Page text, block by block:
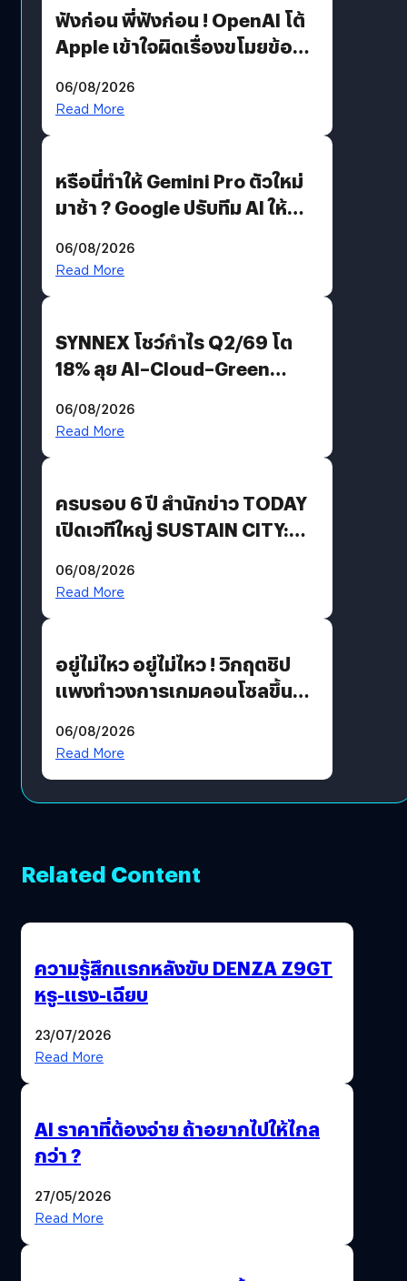
ฟังก่อน พี่ฟังก่อน ! OpenAI โต้
Apple เข้าใจผิดเรื่องขโมยข้อมูล
06/08/2026
Read More
หรือนี่ทำให้ Gemini Pro ตัวใหม่
มาช้า ? Google ปรับทีม AI ให้
AGI
06/08/2026
Read More
SYNNEX โชว์กำไร Q2/69 โต
18% ลุย AI–Cloud–Green
Revenue เร่งเครื่อง New
06/08/2026
Read More
ครบรอบ 6 ปี สำนักข่าว TODAY
เปิดเวทีใหญ่ SUSTAIN CITY:
แนวทางปรับตัวสู่เศรษฐกิจสี
06/08/2026
Read More
อยู่ไม่ไหว อยู่ไม่ไหว ! วิกฤตชิป
แพงทำวงการเกมคอนโซลขึ้น
?
06/08/2026
Read More
Related Content
ความรู้สึกแรกหลังขับ DENZA Z9GT
หรู-แรง-เฉียบ
23/07/2026
Read More
AI ราคาที่ต้องจ่าย ถ้าอยากไปให้ไกล
กว่า ?
27/05/2026
Read More